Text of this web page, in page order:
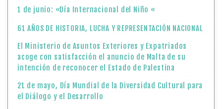
1 de junio: «Día Internacional del Niño «
61 AÑOS DE HISTORIA, LUCHA Y REPRESENTACIÓN NACIONAL
El Ministerio de Asuntos Exteriores y Expatriados
acoge con satisfacción el anuncio de Malta de su
intención de reconocer el Estado de Palestina
21 de mayo, Día Mundial de la Diversidad Cultural para
el Diálogo y el Desarrollo